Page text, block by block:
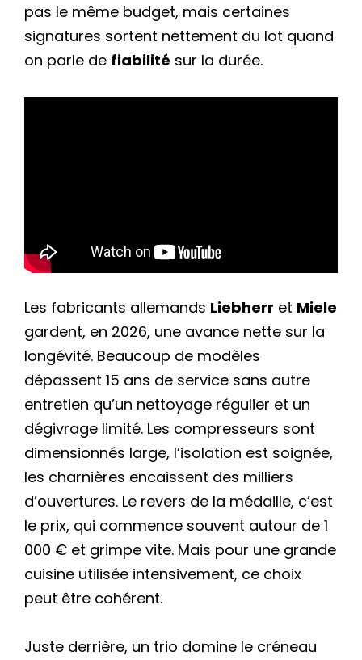
pas le même budget, mais certaines
signatures sortent nettement du lot quand
on parle de fiabilité sur la durée.
Les fabricants allemands Liebherr et Miele
gardent, en 2026, une avance nette sur la
longévité. Beaucoup de modèles
dépassent 15 ans de service sans autre
entretien qu’un nettoyage régulier et un
dégivrage limité. Les compresseurs sont
dimensionnés large, l’isolation est soignée,
les charnières encaissent des milliers
d’ouvertures. Le revers de la médaille, c’est
le prix, qui commence souvent autour de 1
000 € et grimpe vite. Mais pour une grande
cuisine utilisée intensivement, ce choix
peut être cohérent.
Juste derrière, un trio domine le créneau